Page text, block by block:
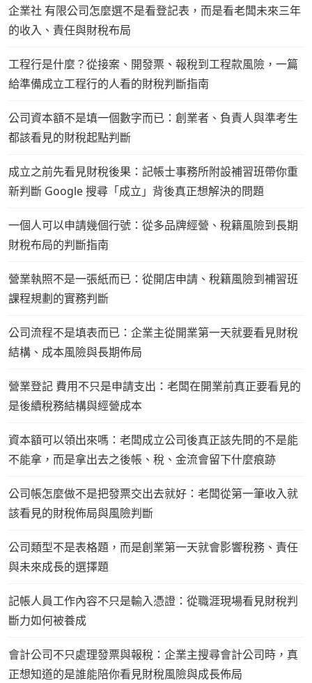
企業社 有限公司怎麼選不是看登記表，而是看老闆未來三年
的收入、責任與財稅布局
工程行是什麼？從接案、開發票、報稅到工程款風險，一篇
給準備成立工程行的人看的財稅判斷指南
公司資本額不是填一個數字而已：創業者、負責人與準考生
都該看見的財稅起點判斷
成立之前先看見財稅後果：記帳士事務所附設補習班帶你重
新判斷 Google 搜尋「成立」背後真正想解決的問題
一個人可以申請幾個行號：從多品牌經營、稅籍風險到長期
財稅布局的判斷指南
營業執照不是一張紙而已：從開店申請、稅籍風險到補習班
課程規劃的實務判斷
公司流程不是填表而已：企業主從開業第一天就要看見財稅
結構、成本風險與長期佈局
營業登記 費用不只是申請支出：老闆在開業前真正要看見的
是後續稅務結構與經營成本
資本額可以領出來嗎：老闆成立公司後真正該先問的不是能
不能拿，而是拿出去之後帳、稅、金流會留下什麼痕跡
公司帳怎麼做不是把發票交出去就好：老闆從第一筆收入就
該看見的財稅佈局與風險判斷
公司類型不是表格題，而是創業第一天就會影響稅務、責任
與未來成長的選擇題
記帳人員工作內容不只是輸入憑證：從職涯現場看見財稅判
斷力如何被養成
會計公司不只處理發票與報稅：企業主搜尋會計公司時，真
正想知道的是誰能陪你看見財稅風險與成長佈局